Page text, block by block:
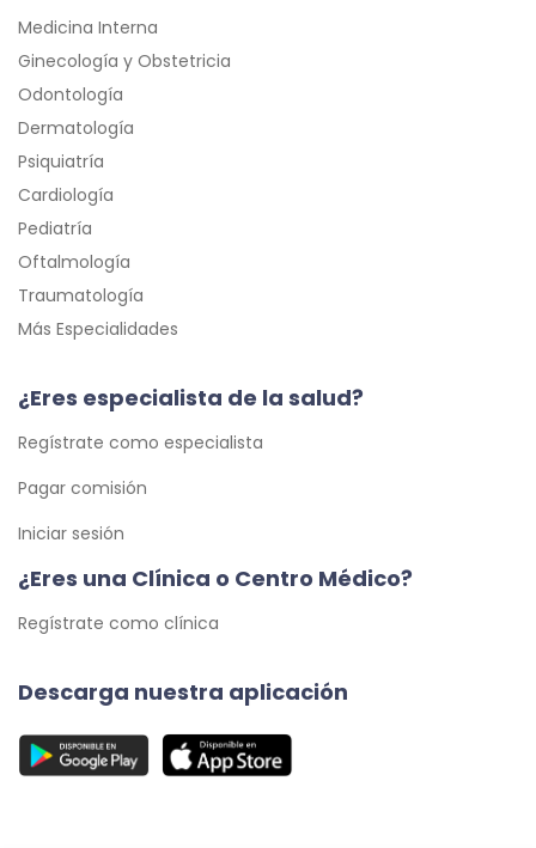
Medicina Interna
Ginecología y Obstetricia
Odontología
Dermatología
Psiquiatría
Cardiología
Pediatría
Oftalmología
Traumatología
Más Especialidades
¿Eres especialista de la salud?
Regístrate como especialista
Pagar comisión
Iniciar sesión
¿Eres una Clínica o Centro Médico?
Regístrate como clínica
Descarga nuestra aplicación